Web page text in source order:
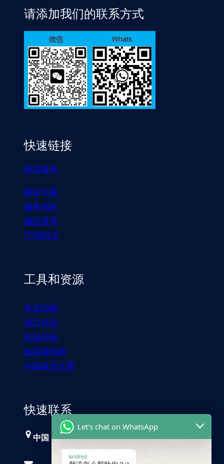
请添加我们的联系方式
快速链接
物流服务
解决方案
服务地区
偏远查询
17TRACK
工具和资源
常见问题
港口信息
机场代码
集装箱指南
中国海关总署
快速联系
中国，广州
Let's chat on WhatsApp
kindred